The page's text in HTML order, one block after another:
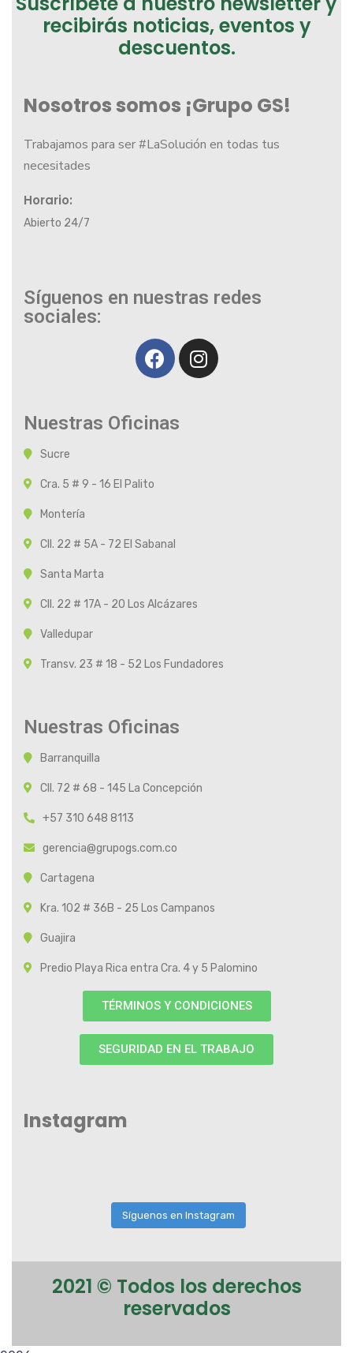
recibirás noticias, eventos y
descuentos.
Nosotros somos ¡Grupo GS!
Trabajamos para ser #LaSolución en todas tus
necesitades
Horario:
Abierto 24/7
Síguenos en nuestras redes
sociales:
Nuestras Oficinas
Sucre
Cra. 5 # 9 - 16 El Palito
Montería
Cll. 22 # 5A - 72 El Sabanal
Santa Marta
Cll. 22 # 17A - 20 Los Alcázares
Valledupar
Transv. 23 # 18 - 52 Los Fundadores
Nuestras Oficinas
Barranquilla
Cll. 72 # 68 - 145 La Concepción
+57 310 648 8113
gerencia@grupogs.com.co
Cartagena
Kra. 102 # 36B - 25 Los Campanos
Guajira
Predio Playa Rica entra Cra. 4 y 5 Palomino
TÉRMINOS Y CONDICIONES
SEGURIDAD EN EL TRABAJO
Instagram
Síguenos en Instagram
2021 © Todos los derechos
reservados